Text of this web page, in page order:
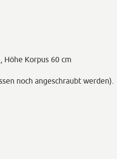
Höhe Korpus 60 cm
noch angeschraubt werden).